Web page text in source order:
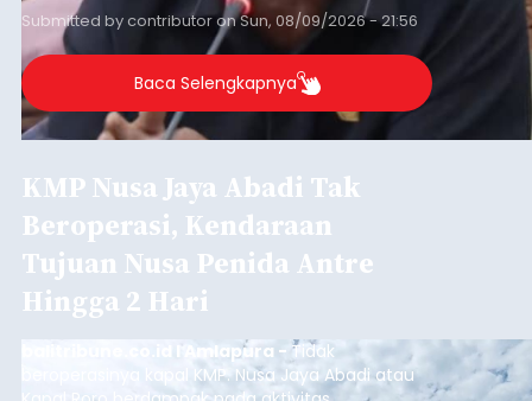
Submitted bycontributoronSun, 08/09/2026 - 21:56
Baca Selengkapnya
KMP Nusa Jaya Abadi Tak
Beroperasi, Kendaraan
Tujuan Nusa Penida Antre
Hingga 2 Hari
balitribune.co.id I Amlapura - Tidak
beroperasinya kapal KMP. Nusa Jaya Abadi atau